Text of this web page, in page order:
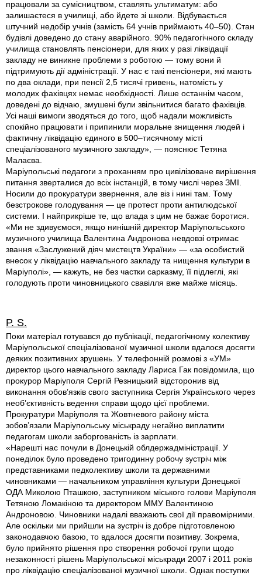
працювали за сумісництвом, ставлять ультиматум: або
залишаєтеся в училищі, або йдете зі школи. Відбувається
штучний недобір учнів (замість 64 учнів приймають 40–50). Стан
будівлі доведено до стану аварійного. 90% педагогічного складу
училища становлять пенсіонери, для яких у разі ліквідації
закладу не виникне проблеми з роботою — тому вони й
підтримують дії адміністрації. У нас є такі пенсіонери, які мають
по два оклади, при пенсії 2,5 тисячі гривень, натомість у
молодих фахівцях немає необхідності. Лише останнім часом,
доведені до відчаю, змушені були звільнитися багато фахівців.
Усі наші вимоги зводяться до того, щоб надали можливість
спокійно працювати і припинили моральне знищення людей і
фактичну ліквідацію єдиного в 500–тисячному місті
спеціалізованого музичного закладу», — пояснює Тетяна
Малаєва.
Маріупольські педагоги з проханням про цивілізоване вирішення
питання зверталися до всіх інстанцій, в тому числі через ЗМІ.
Носили до прокуратури звернення, але віз і нині там. Тому
безстрокове голодування — це протест проти антилюдської
системи. І найприкріше те, що влада з цим не бажає боротися.
«Ми не здивуємося, якщо нинішній директор Маріупольського
музичного училища Валентина Андронова невдовзі отримає
звання «Заслужений діяч мистецтв України» — «за особистий
внесок у ліквідацію навчального закладу та нищення культури в
Маріуполі», — кажуть, не без частки сарказму, її підлеглі, які
голодують проти чиновницького свавілля вже майже місяць.
Р. S.
Поки матерiал готувався до публiкацiї, педагогiчному колективу
Марiупольської спецiалізованої музичної школи вдалося досягти
деяких позитивних зрушень. У телефоннiй розмовi з «УМ»
директор цього навчального закладу Лариса Гак повiдомила, що
прокурор Марiуполя Сергiй Резницький вiдсторонив вiд
виконання обов’язкiв свого заступника Сергiя Українського через
необ’єктивнiсть ведення справи щодо цiєї проблеми.
Прокуратури Марiуполя та Жовтневого району мiста
зобов’язали Марiупольську мiськраду негайно виплатити
педагогам школи заборгованiсть iз зарплати.
«Нарештi нас почули в Донецькiй облдержадміністрації. У
понедiлок було проведено тригодинну робочу зустрiч мiж
представниками педколективу школи та державними
чиновниками — начальником управлiння культури Донецької
ОДА Миколою Пташкою, заступником мiського голови Марiуполя
Тетяною Ломакiною та директором ММУ Валентиною
Андроновою. Чиновники надалi вважають свої дiї правомiрними.
Але оскiльки ми прийшли на зустрiч iз добре пiдготовленою
законодавчою базою, то вдалося досягти позитиву. Зокрема,
було прийнято рiшення про створення робочої групи щодо
незаконності рiшень Марiупольської мiськради 2007 i 2011 рокiв
про лiквiдацiю спецiалiзованої музичної школи. Однак поступки